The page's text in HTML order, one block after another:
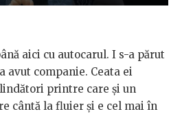
aici cu autocarul. I s-a părut
avut companie. Ceata ei
printre care și un
cântă la fluier și e cel mai în